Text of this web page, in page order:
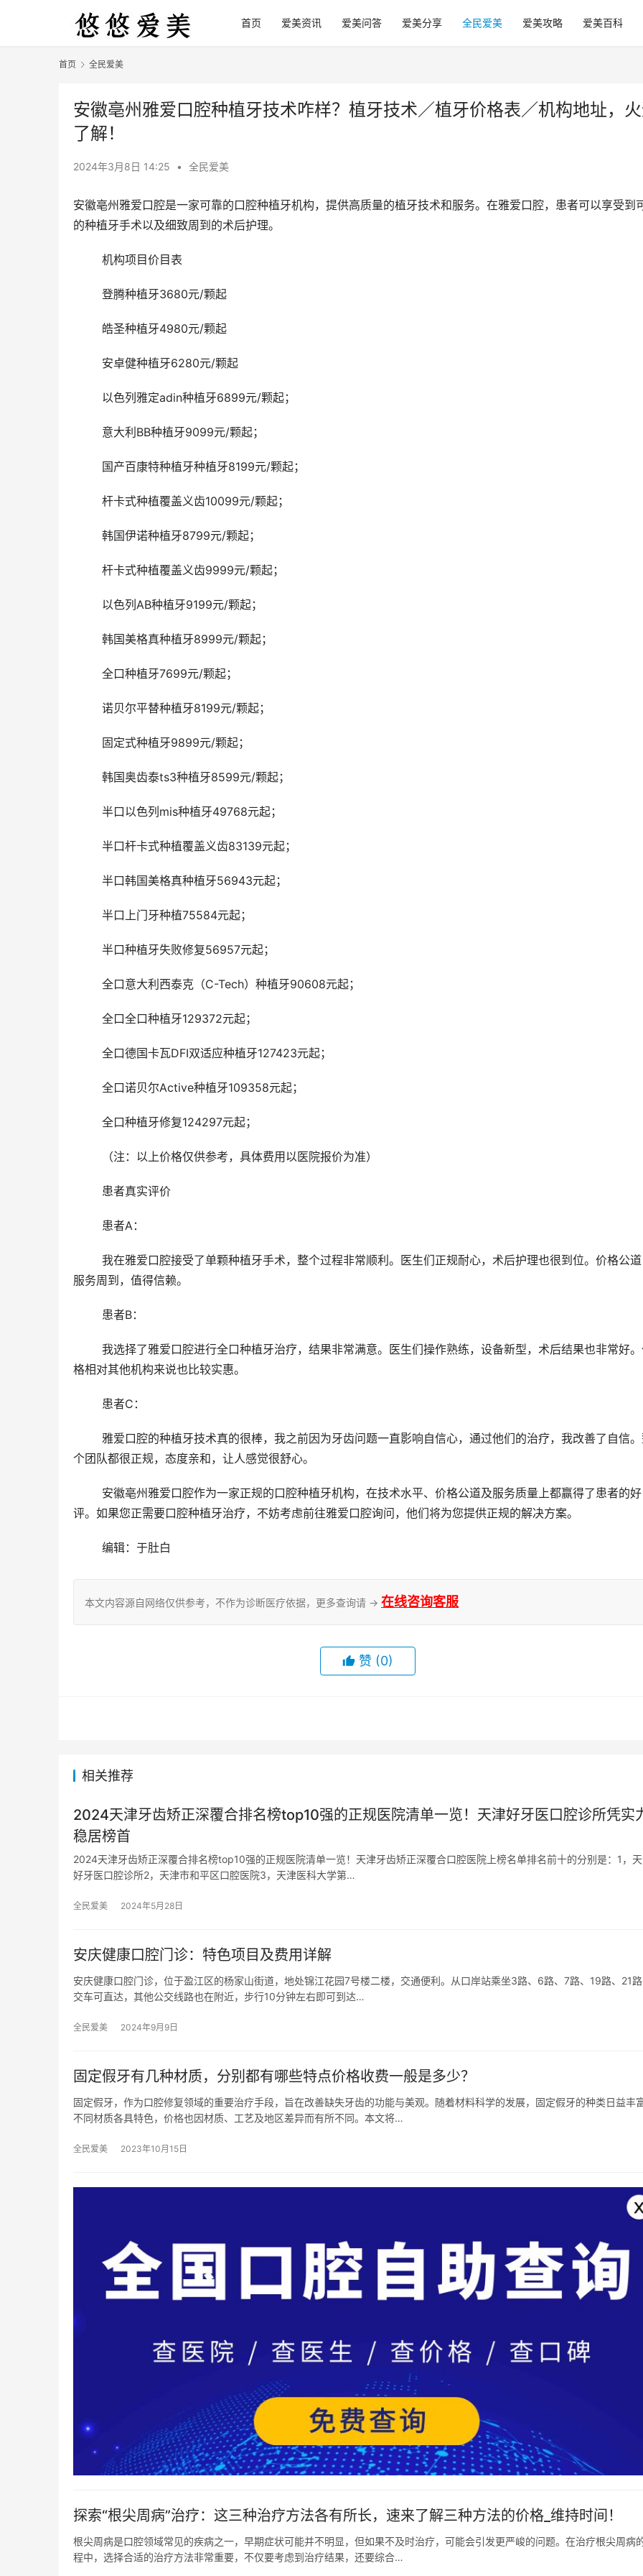
首页 爱美资讯 爱美问答 爱美分享 全民爱美 爱美攻略 爱美百科
首页 全民爱美
安徽亳州雅爱口腔种植牙技术咋样？植牙技术／植牙价格表／机构地址，
了解！
2024年3月8日 14:25 • 全民爱美
安徽亳州雅爱口腔是一家可靠的口腔种植牙机构，提供高质量的植牙技术和服务。在雅爱口腔，患者可以享受到
的种植牙手术以及细致周到的术后护理。
	机构项目价目表
	登腾种植牙3680元/颗起
	皓圣种植牙4980元/颗起
	安卓健种植牙6280元/颗起
	以色列雅定adin种植牙6899元/颗起；
	意大利BB种植牙9099元/颗起；
	国产百康特种植牙种植牙8199元/颗起；
	杆卡式种植覆盖义齿10099元/颗起；
	韩国伊诺种植牙8799元/颗起；
	杆卡式种植覆盖义齿9999元/颗起；
	以色列AB种植牙9199元/颗起；
	韩国美格真种植牙8999元/颗起；
	全口种植牙7699元/颗起；
	诺贝尔平替种植牙8199元/颗起；
	固定式种植牙9899元/颗起；
	韩国奥齿泰ts3种植牙8599元/颗起；
	半口以色列mis种植牙49768元起；
	半口杆卡式种植覆盖义齿83139元起；
	半口韩国美格真种植牙56943元起；
	半口上门牙种植75584元起；
	半口种植牙失败修复56957元起；
	全口意大利西泰克（C-Tech）种植牙90608元起；
	全口全口种植牙129372元起；
	全口德国卡瓦DFI双适应种植牙127423元起；
	全口诺贝尔Active种植牙109358元起；
	全口种植牙修复124297元起；
	（注：以上价格仅供参考，具体费用以医院报价为准）
	患者真实评价
	患者A：
服务周到，值得信赖。
	患者B：
格相对其他机构来说也比较实惠。
	患者C：
个团队都很正规，态度亲和，让人感觉很舒心。
评。如果您正需要口腔种植牙治疗，不妨考虑前往雅爱口腔询问，他们将为您提供正规的解决方案。
	编辑：于肚白
本文内容源自网络仅供参考，不作为诊断医疗依据，更多查询请 → 在线咨询客服
赞 (0)
相关推荐
2024天津牙齿矫正深覆合排名榜top10强的正规医院清单一览！天津好牙医口腔诊所凭实
稳居榜首
2024天津牙齿矫正深覆合排名榜top10强的正规医院清单一览！天津牙齿矫正深覆合口腔医院上榜名单排名前十的分别是：1，
好牙医口腔诊所2，天津市和平区口腔医院3，天津医科大学第…
全民爱美 2024年5月28日
安庆健康口腔门诊：特色项目及费用详解
安庆健康口腔门诊，位于盈江区的杨家山街道，地处锦江花园7号楼二楼，交通便利。从口岸站乘坐3路、6路、7路、19路、21
交车可直达，其他公交线路也在附近，步行10分钟左右即可到达…
全民爱美 2024年9月9日
固定假牙有几种材质，分别都有哪些特点价格收费一般是多少？
固定假牙，作为口腔修复领域的重要治疗手段，旨在改善缺失牙齿的功能与美观。随着材料科学的发展，固定假牙的种类日益丰
不同材质各具特色，价格也因材质、工艺及地区差异而有所不同。本文将…
全民爱美 2023年10月15日
探索“根尖周病”治疗：这三种治疗方法各有所长，速来了解三种方法的价格_维持时间！
根尖周病是口腔领域常见的疾病之一，早期症状可能并不明显，但如果不及时治疗，可能会引发更严峻的问题。在治疗根尖周病
程中，选择合适的治疗方法非常重要，不仅要考虑到治疗结果，还要综合…